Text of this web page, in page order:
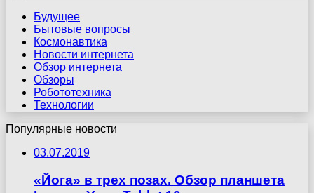
Будущее
Бытовые вопросы
Космонавтика
Новости интернета
Обзор интернета
Обзоры
Робототехника
Технологии
Популярные новости
03.07.2019
«Йога» в трех позах. Обзор планшета